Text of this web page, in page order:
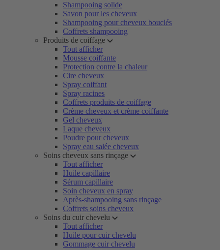
Shampooing solide
Savon pour les cheveux
Shampooing pour cheveux bouclés
Coffrets shampooing
Produits de coiffage
Tout afficher
Mousse coiffante
Protection contre la chaleur
Cire cheveux
Spray coiffant
Spray racines
Coffrets produits de coiffage
Crème cheveux et crème coiffante
Gel cheveux
Laque cheveux
Poudre pour cheveux
Spray eau salée cheveux
Soins cheveux sans rinçage
Tout afficher
Huile capillaire
Sérum capillaire
Soin cheveux en spray
Après-shampooing sans rinçage
Coffrets soins cheveux
Soins du cuir chevelu
Tout afficher
Huile pour cuir chevelu
Gommage cuir chevelu